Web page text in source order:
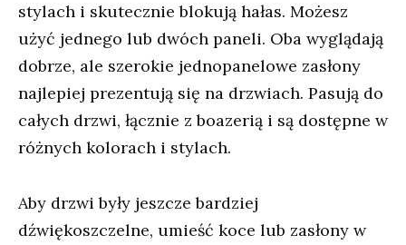
stylach i skutecznie blokują hałas. Możesz
użyć jednego lub dwóch paneli. Oba wyglądają
dobrze, ale szerokie jednopanelowe zasłony
najlepiej prezentują się na drzwiach. Pasują do
całych drzwi, łącznie z boazerią i są dostępne w
różnych kolorach i stylach.
Aby drzwi były jeszcze bardziej
dźwiękoszczelne, umieść koce lub zasłony w